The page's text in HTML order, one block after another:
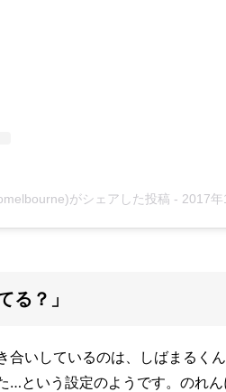
がシェアした投稿 - 2017年10月月19日午
る？」
合いしているのは、しばまるく
…という設定のようです。のれ